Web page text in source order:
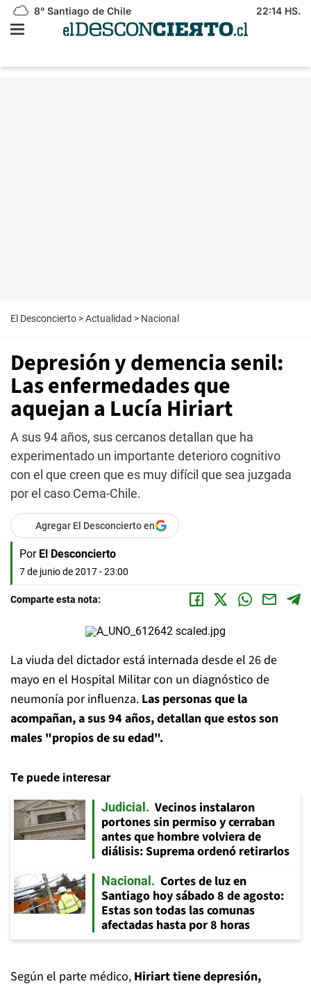
8° Santiago de Chile 22:14 HS.
El Desconcierto >Actualidad > Nacional
Depresión y demencia senil:
Las enfermedades que
aquejan a Lucía Hiriart
A sus 94 años, sus cercanos detallan que ha
experimentado un importante deterioro cognitivo
con el que creen que es muy difícil que sea juzgada
por el caso Cema-Chile.
Agregar El Desconcierto en
Por El Desconcierto
7 de junio de 2017 - 23:00
Comparte esta nota:
La viuda del dictador está internada desde el 26 de
mayo en el Hospital Militar con un diagnóstico de
neumonía por influenza. Las personas que la
acompañan, a sus 94 años, detallan que estos son
males "propios de su edad".
Te puede interesar
Judicial
Vecinos instalaron
portones sin permiso y cerraban
antes que hombre volviera de
diálisis: Suprema ordenó retirarlos
Nacional
Cortes de luz en
Santiago hoy sábado 8 de agosto:
Estas son todas las comunas
afectadas hasta por 8 horas
Según el parte médico, Hiriart tiene depresión,